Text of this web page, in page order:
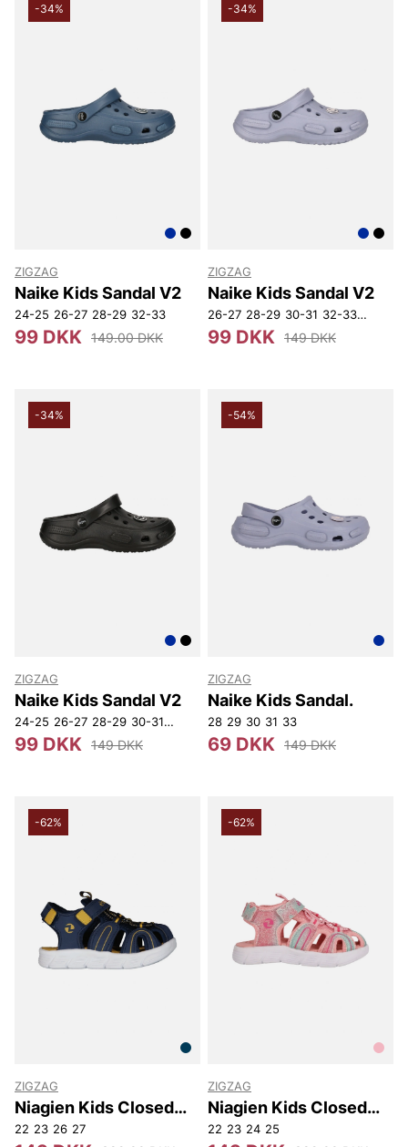
-34%
ZIGZAG
Naike Kids Sandal V2
24-25 26-27 28-29 32-33
99 DKK 149.00 DKK
-34%
ZIGZAG
Naike Kids Sandal V2
26-27 28-29 30-31 32-33 34-35
99 DKK 149 DKK
-34%
ZIGZAG
Naike Kids Sandal V2
24-25 26-27 28-29 30-31 32-33 34-35
99 DKK 149 DKK
-54%
ZIGZAG
Naike Kids Sandal.
28 29 30 31 33
69 DKK 149 DKK
-62%
ZIGZAG
Niagien Kids Closed
Sandal
22 23 26 27
-62%
ZIGZAG
Niagien Kids Closed
Sandal.
22 23 24 25